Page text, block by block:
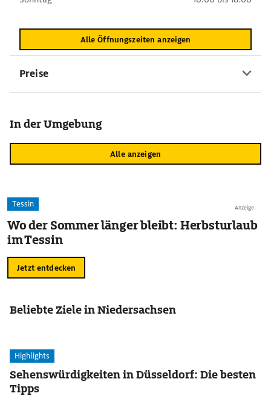
Alle Öffnungszeiten anzeigen
Preise
In der Umgebung
Alle anzeigen
Anzeige
Tessin
Wo der Sommer länger bleibt: Herbsturlaub
im Tessin
Jetzt entdecken
Beliebte Ziele in Niedersachsen
Highlights
Sehenswürdigkeiten in Düsseldorf: Die besten
Tipps